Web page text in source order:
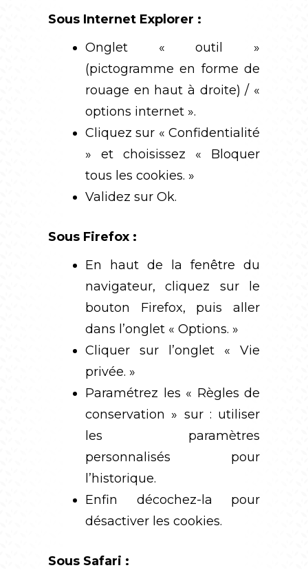
Sous Internet Explorer :
Onglet « outil »
(pictogramme en forme de
rouage en haut à droite) / «
options internet ».
Cliquez sur « Confidentialité
» et choisissez « Bloquer
tous les cookies. »
Validez sur Ok.
Sous Firefox :
En haut de la fenêtre du
navigateur, cliquez sur le
bouton Firefox, puis aller
dans l’onglet « Options. »
Cliquer sur l’onglet « Vie
privée. »
Paramétrez les « Règles de
conservation » sur : utiliser
les paramètres
personnalisés pour
l’historique.
Enfin décochez-la pour
désactiver les cookies.
Sous Safari :